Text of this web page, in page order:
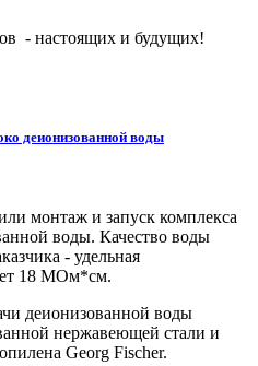
- настоящих и будущих!
деионизованной воды
монтаж и запуск комплекса
воды. Качество воды
- удельная
18 МОм*см.
деионизованной воды
нержавеющей стали и
Georg Fischer.